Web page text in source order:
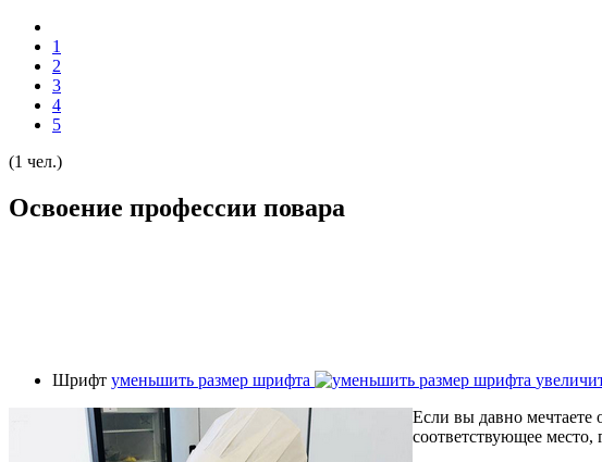
1
2
3
4
5
(1 чел.)
Освоение профессии повара
Шрифт уменьшить размер шрифта
Если вы давно
соответствующее место,